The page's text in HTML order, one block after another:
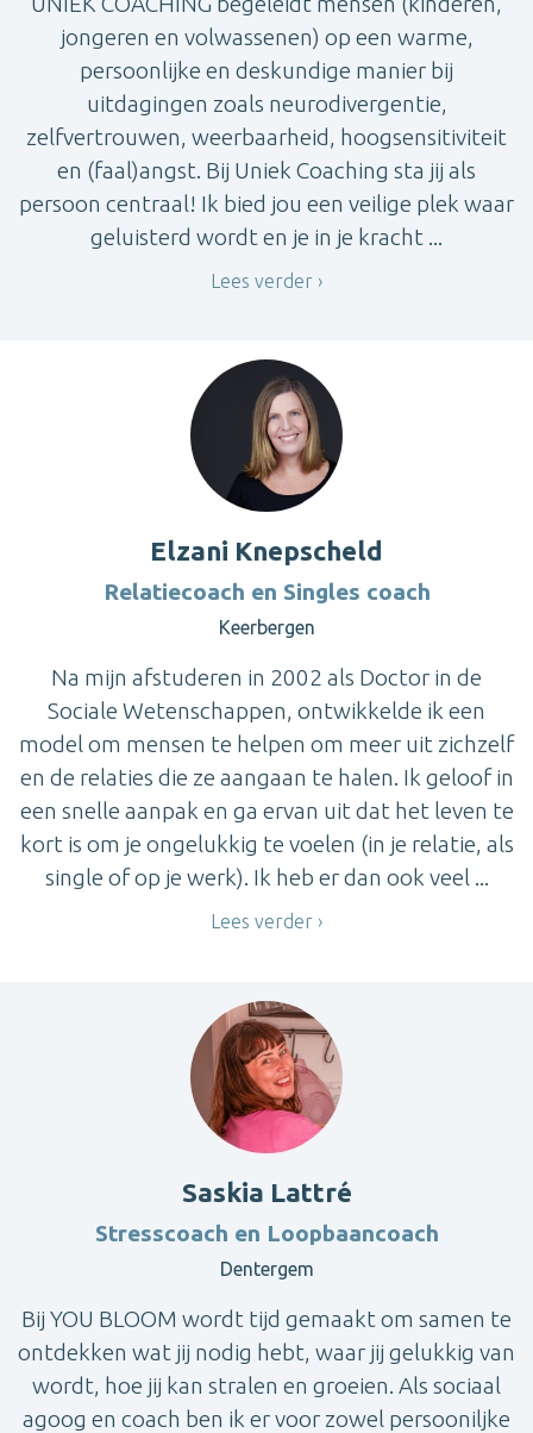
jongeren en volwassenen) op een warme,
persoonlijke en deskundige manier bij
uitdagingen zoals neurodivergentie,
zelfvertrouwen, weerbaarheid, hoogsensitiviteit
en (faal)angst. Bij Uniek Coaching sta jij als
persoon centraal! Ik bied jou een veilige plek waar
geluisterd wordt en je in je kracht ...
Lees verder
Elzani Knepscheld
Relatiecoach en Singles coach
Keerbergen
Na mijn afstuderen in 2002 als Doctor in de
Sociale Wetenschappen, ontwikkelde ik een
model om mensen te helpen om meer uit zichzelf
en de relaties die ze aangaan te halen. Ik geloof in
een snelle aanpak en ga ervan uit dat het leven te
kort is om je ongelukkig te voelen (in je relatie, als
single of op je werk). Ik heb er dan ook veel ...
Lees verder
Saskia Lattré
Stresscoach en Loopbaancoach
Dentergem
Bij YOU BLOOM wordt tijd gemaakt om samen te
ontdekken wat jij nodig hebt, waar jij gelukkig van
wordt, hoe jij kan stralen en groeien. Als sociaal
agoog en coach ben ik er voor zowel persooniljke